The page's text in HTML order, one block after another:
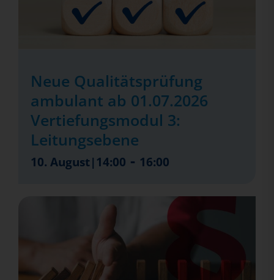
Neue Qualitätsprüfung
ambulant ab 01.07.2026
Vertiefungsmodul 3:
Leitungsebene
10. August|14:00 - 16:00